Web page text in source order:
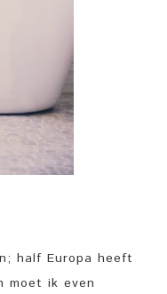
half Europa heeft
moet ik even